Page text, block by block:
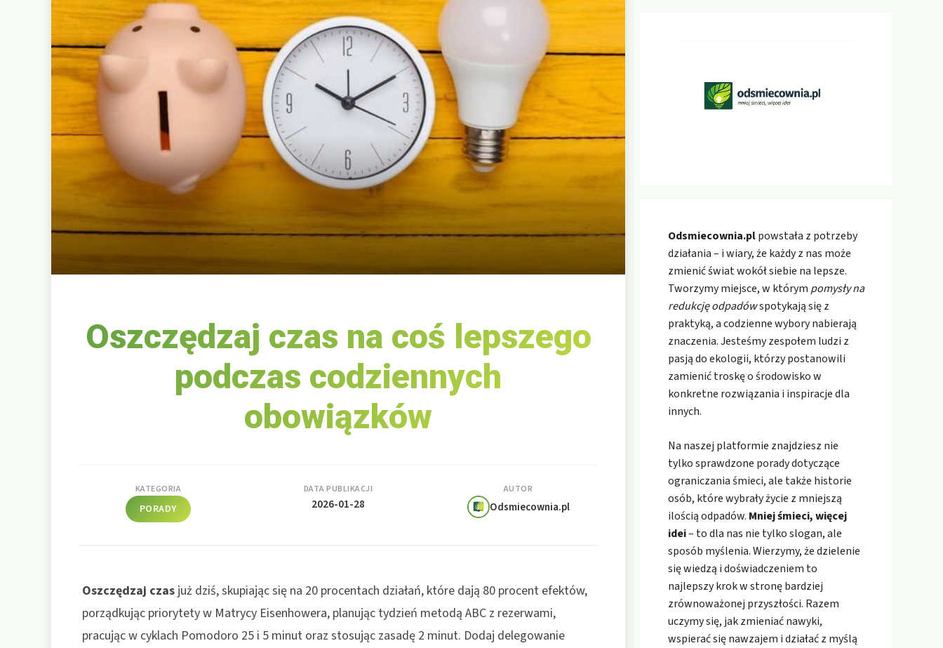
Oszczędzaj czas na coś lepszego
podczas codziennych
obowiązków
KATEGORIA
PORADY
DATA PUBLIKACJI
2026-01-28
AUTOR
Odsmiecownia.pl
Oszczędzaj czas już dziś, skupiając się na 20 procentach działań, które dają 80 procent efektów,
porządkując priorytety w Matrycy Eisenhowera, planując tydzień metodą ABC z rezerwami,
pracując w cyklach Pomodoro 25 i 5 minut oraz stosując zasadę 2 minut. Dodaj delegowanie
Odsmiecownia.plpowstała z potrzeby
działania – i wiary, że każdy z nas może
zmienić świat wokół siebie na lepsze.
Tworzymy miejsce, w którym pomysły na
redukcję odpadówspotykają się z
praktyką, a codzienne wybory nabierają
znaczenia. Jesteśmy zespołem ludzi z
pasją do ekologii, którzy postanowili
zamienić troskę o środowisko w
konkretne rozwiązania i inspiracje dla
innych.
Na naszej platformie znajdziesz nie
tylko sprawdzone porady dotyczące
ograniczania śmieci, ale także historie
osób, które wybrały życie z mniejszą
ilością odpadów. Mniej śmieci, więcej
idei– to dla nas nie tylko slogan, ale
sposób myślenia. Wierzymy, że dzielenie
się wiedzą i doświadczeniem to
najlepszy krok w stronę bardziej
zrównoważonej przyszłości. Razem
uczymy się, jak zmieniać nawyki,
wspierać się nawzajem i działać z myślą